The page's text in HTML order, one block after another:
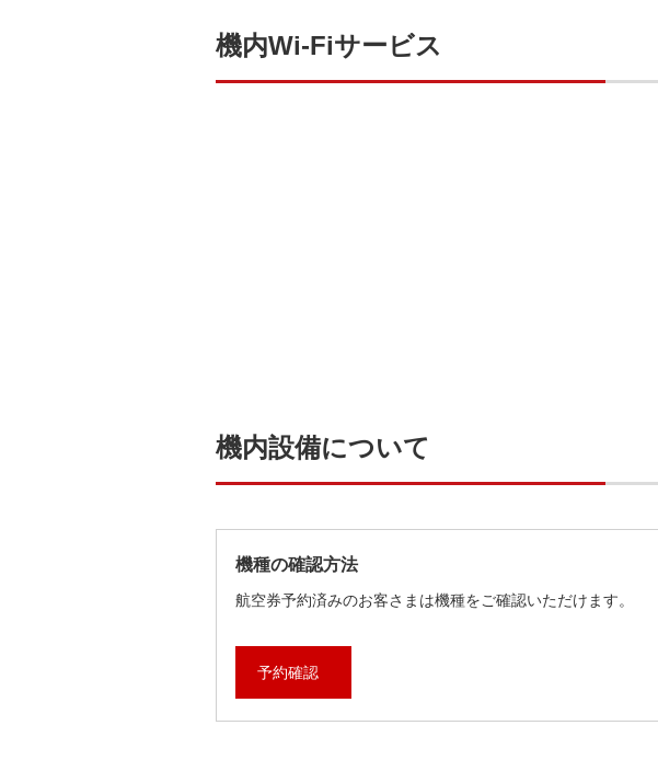
機内Wi-Fiサービス
機内設備について
機種の確認方法
航空券予約済みのお客さまは機種をご確認いただけます。
予約確認